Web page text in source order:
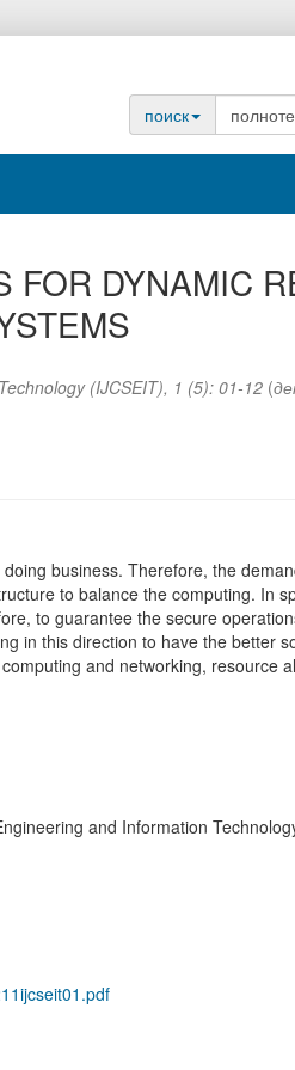
поиск
FOR DYNAMIC
(IJCSEIT), 1 (5): 01-12 (
business. Therefore, the
to balance the computing. In
to guarantee the secure
in this direction to have the better
and networking, resource
and Information